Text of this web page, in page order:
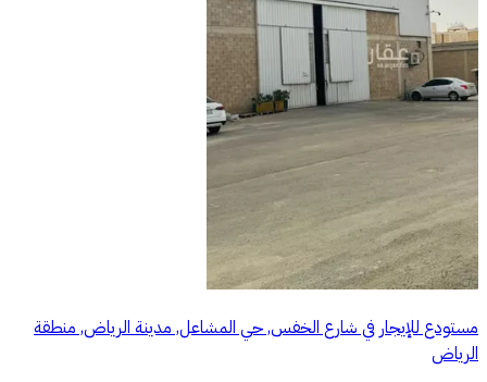
مستودع للإيجار في شارع الخفس, حي المشاعل, مدينة الرياض, منطقة
الرياض